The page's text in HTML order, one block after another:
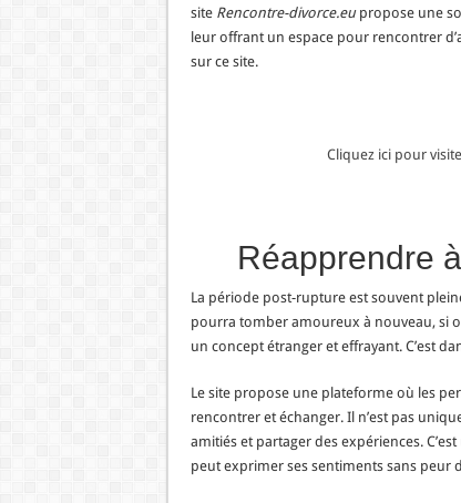
site Rencontre-divorce.eupropose une
leur offrant un espace pour rencontrer
sur ce site.
Cliquez ici pour
Réapprendre
La période post-rupture est souvent
pourra tomber amoureux à nouveau, si
un concept étranger et effrayant. C’est
Le site propose une plateforme où les
rencontrer et échanger. Il n’est pas
amitiés et partager des expériences.
peut exprimer ses sentiments sans peur